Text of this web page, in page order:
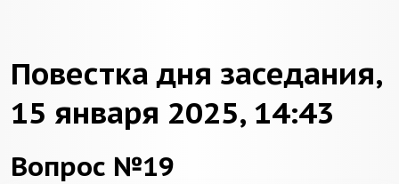
Повестка дня заседания,
15 января 2025, 14:43
Вопрос №19